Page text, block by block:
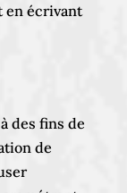
en écrivant
des fins de
de